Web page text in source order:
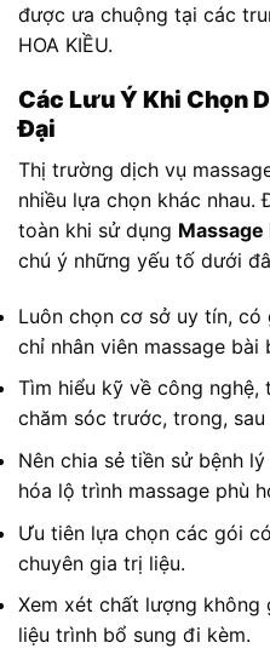
được ưa chuộng tại các
HOA KIỀU.
Các Lưu Ý Khi Chọn
Đại
Thị trường dịch vụ
nhiều lựa chọn khác nhau.
toàn khi sử dụng Massage
chú ý những yếu tố dưới
Luôn chọn cơ sở uy tín,
chỉ nhân viên massage bài
Tìm hiểu kỹ về công
chăm sóc trước, trong, sau
Nên chia sẻ tiền sử bệnh
hóa lộ trình massage phù
Ưu tiên lựa chọn các gói
chuyên gia trị liệu.
Xem xét chất lượng không
liệu trình bổ sung đi kèm.